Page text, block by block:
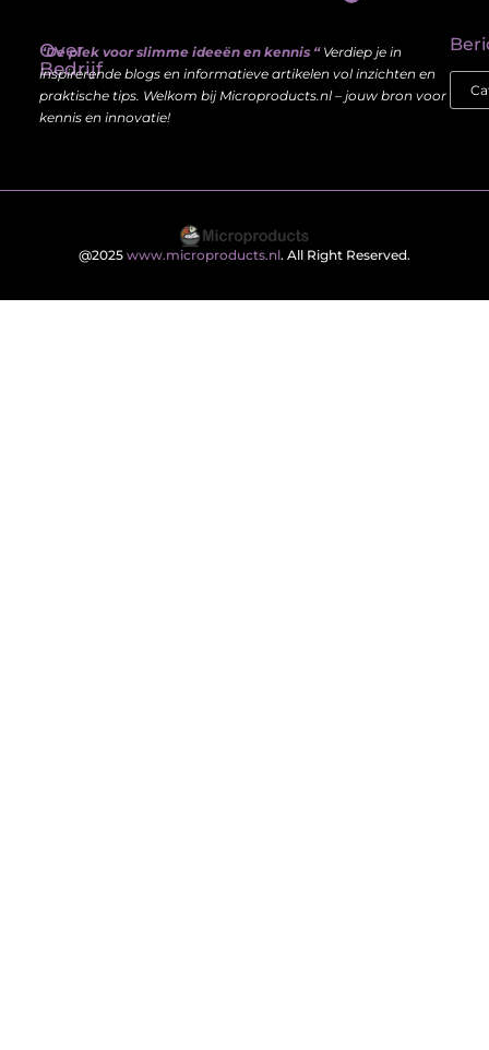
Over
Bedrijf
“De plek voor slimme ideeën en kennis “Verdiep je in
inspirerende blogs en informatieve artikelen vol inzichten en
praktische tips. Welkom bij Microproducts.nl – jouw bron voor
kennis en innovatie!
@2025 www.microproducts.nl. All Right Reserved.